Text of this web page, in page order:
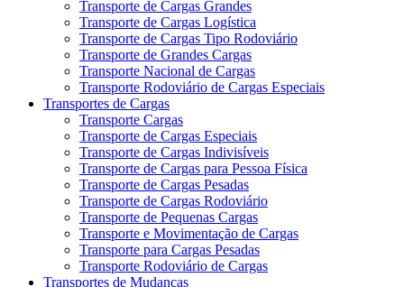
Transporte de Cargas Grandes
Transporte de Cargas Logística
Transporte de Cargas Tipo Rodoviário
Transporte de Grandes Cargas
Transporte Nacional de Cargas
Transporte Rodoviário de Cargas Especiais
Transportes de Cargas
Transporte Cargas
Transporte de Cargas Especiais
Transporte de Cargas Indivisíveis
Transporte de Cargas para Pessoa Física
Transporte de Cargas Pesadas
Transporte de Cargas Rodoviário
Transporte de Pequenas Cargas
Transporte e Movimentação de Cargas
Transporte para Cargas Pesadas
Transporte Rodoviário de Cargas
Transportes de Mudanças